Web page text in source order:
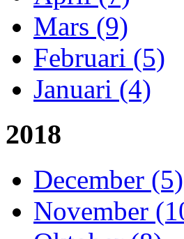
Mars (9)
Februari (5)
Januari (4)
2018
December (5)
November